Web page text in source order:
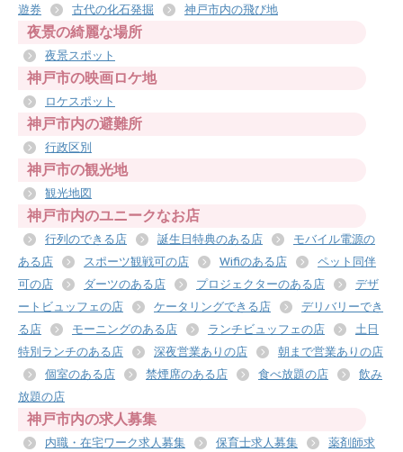
遊券
古代の化石発掘 神戸市内の飛び地
夜景の綺麗な場所
夜景スポット
神戸市の映画ロケ地
ロケスポット
神戸市内の避難所
行政区別
神戸市の観光地
観光地図
神戸市内のユニークなお店
行列のできる店 誕生日特典のある店
モバイル電源の
ある店
スポーツ観戦可の店 Wifiのある店
ペット同伴
可の店
ダーツのある店 プロジェクターのある店
デザ
ートビュッフェの店
ケータリングできる店
デリバリーでき
る店
モーニングのある店 ランチビュッフェの店
土日
特別ランチのある店
深夜営業ありの店
朝まで営業ありの店
個室のある店
禁煙席のある店 食べ放題の店
飲み
放題の店
神戸市内の求人募集
内職・在宅ワーク求人募集 保育士求人募集
薬剤師求